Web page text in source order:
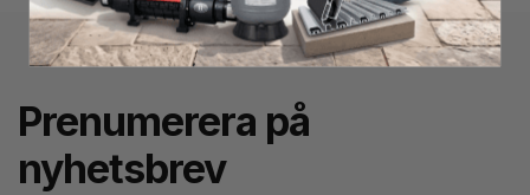
Prenumerera på
nyhetsbrev